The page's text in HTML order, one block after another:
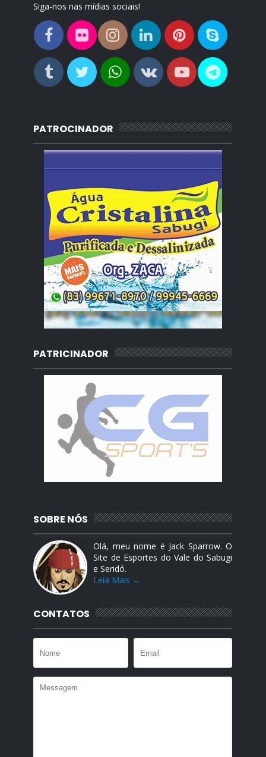
Siga-nos nas mídias sociais!
PATROCINADOR
PATRICINADOR
SOBRE NÓS
Olá, meu nome é Jack Sparrow. O
Site de Esportes do Vale do Sabugi
e Seridó.
Leia Mais →
CONTATOS